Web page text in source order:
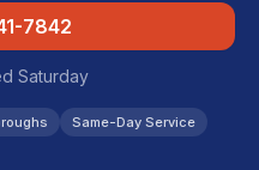
7842
Saturday
Same-Day Service